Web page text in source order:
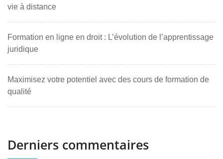
vie à distance
Formation en ligne en droit : L’évolution de l’apprentissage
juridique
Maximisez votre potentiel avec des cours de formation de
qualité
Derniers commentaires